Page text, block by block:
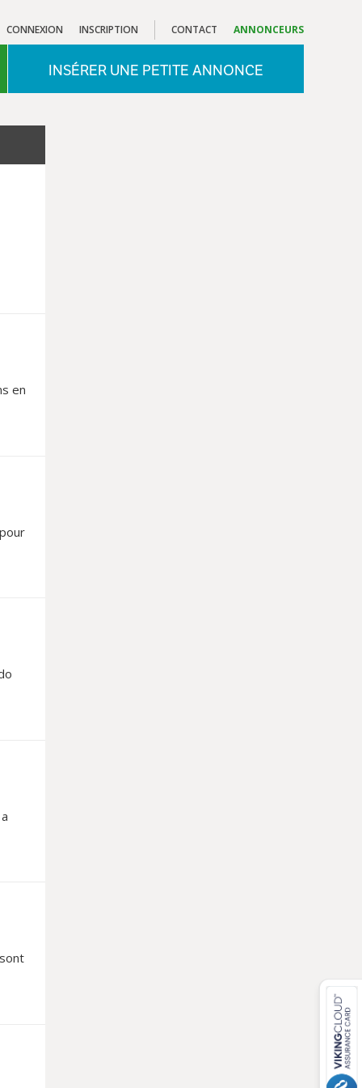
CONTACT ANNONCEURS
CONNEXION INSCRIPTION
INSÉRER UNE PETITE ANNONCE
en